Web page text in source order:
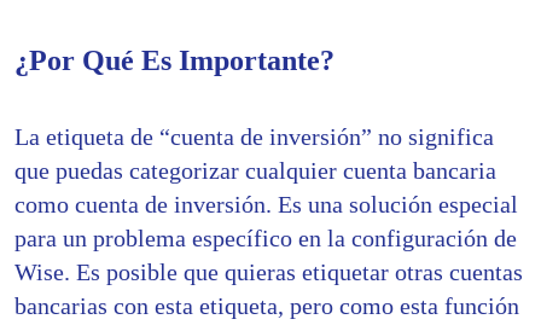
¿Por Qué Es Importante?
La etiqueta de “cuenta de inversión” no significa
que puedas categorizar cualquier cuenta bancaria
como cuenta de inversión. Es una solución especial
para un problema específico en la configuración de
Wise. Es posible que quieras etiquetar otras cuentas
bancarias con esta etiqueta, pero como esta función